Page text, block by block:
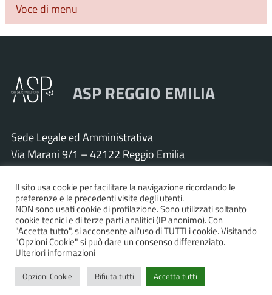
Voce di menu
ASP REGGIO EMILIA
Sede Legale ed Amministrativa
Via Marani 9/1 – 42122 Reggio Emilia
Tel. 0522 571011 – Fax 0522 571030
Cod. Fisc. e P.IVA 01925120352
PEC:asp.re@pcert.postecert.it
E-mail:info@asp.re.it
Accessibilità|Privacy policy| Informativa cookies
Statistiche
Il sito usa cookie per facilitare la navigazione ricordando le
preferenze e le precedenti visite degli utenti.
NON sono usati cookie di profilazione. Sono utilizzati soltanto
cookie tecnici e di terze parti analitici (IP anonimo). Con
"Accetta tutto", si acconsente all'uso di TUTTI i cookie. Visitando
"Opzioni Cookie" si può dare un consenso differenziato.
Ulteriori informazioni
Opzioni Cookie Rifiuta tutti Accetta tutti